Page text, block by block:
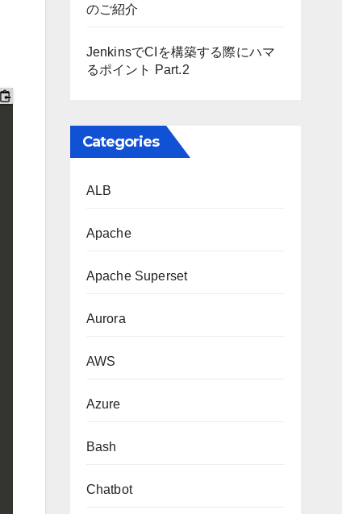
のご紹介
JenkinsでCIを構築する際にハマ
るポイント Part.2
Categories
ALB
Apache
Apache Superset
Aurora
AWS
Azure
Bash
Chatbot